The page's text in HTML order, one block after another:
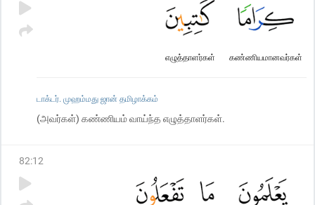
கண்ணியமானவர்கள்
எழுத்தாளர்கள்
டாக்டர். முஹம்மது ஜான் தமிழாக்கம்
(அவர்கள்) கண்ணியம் வாய்ந்த எழுத்தாளர்கள்.
82:12